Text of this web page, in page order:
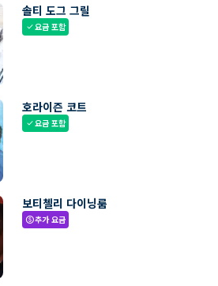
솔티 도그 그릴
check요금 포함
호라이즌 코트
check요금 포함
보티첼리 다이닝룸
paid추가 요금